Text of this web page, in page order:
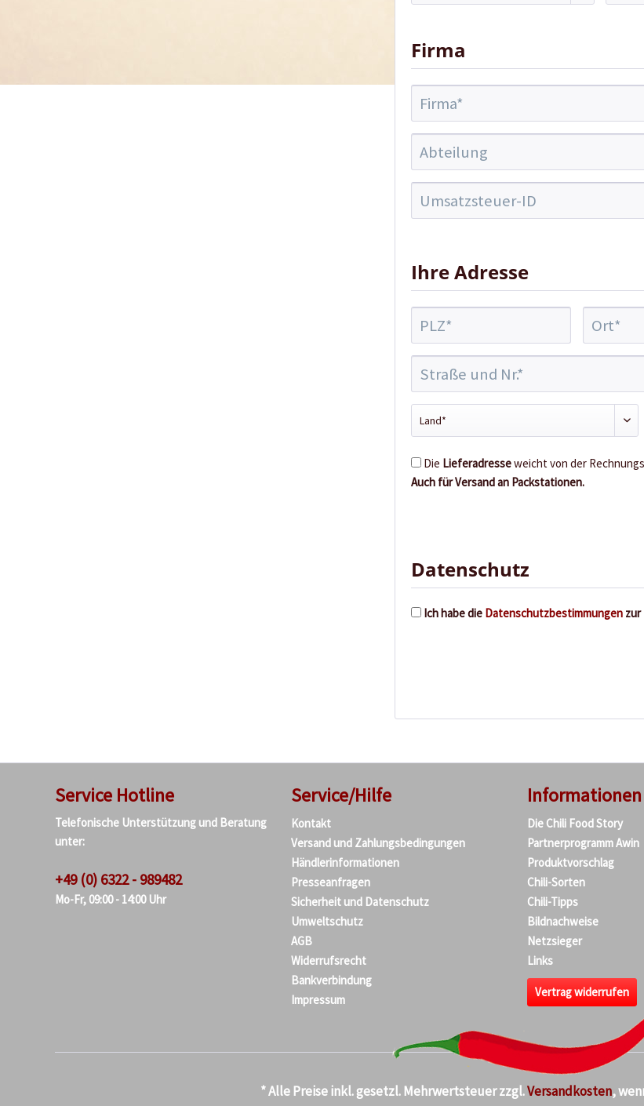
Firma
Ihre Adresse
Die Lieferadresseweicht von der
Auch für Versand an Packstationen.
Datenschutz
Ich habe die Datenschutzbestimmungen zur
Service Hotline
Telefonische Unterstützung und Beratung
unter:
+49 (0) 6322 - 989482
Mo-Fr, 09:00 - 14:00 Uhr
Service/Hilfe
Kontakt
Versand und Zahlungsbedingungen
Händlerinformationen
Presseanfragen
Sicherheit und Datenschutz
Umweltschutz
AGB
Widerrufsrecht
Bankverbindung
Impressum
Informationen
Die Chili Food Story
Partnerprogramm Awin
Produktvorschlag
Chili-Sorten
Chili-Tipps
Bildnachweise
Netzsieger
Links
Vertrag widerrufen
* Alle Preise inkl. gesetzl. Mehrwertsteuer zzgl.Versandkosten,